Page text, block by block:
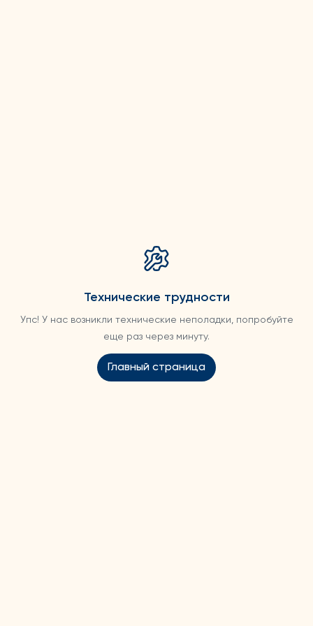
Технические трудности
Упс! У нас возникли технические неполадки, попробуйте
еще раз через минуту.
Главный страница